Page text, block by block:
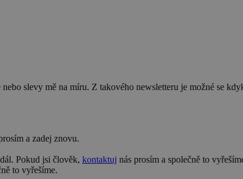
slevy mě na míru. Z takového newsletteru je možné se
a zadej znovu.
Pokud jsi člověk, kontaktuj nás prosím a společně to
to vyřešíme.